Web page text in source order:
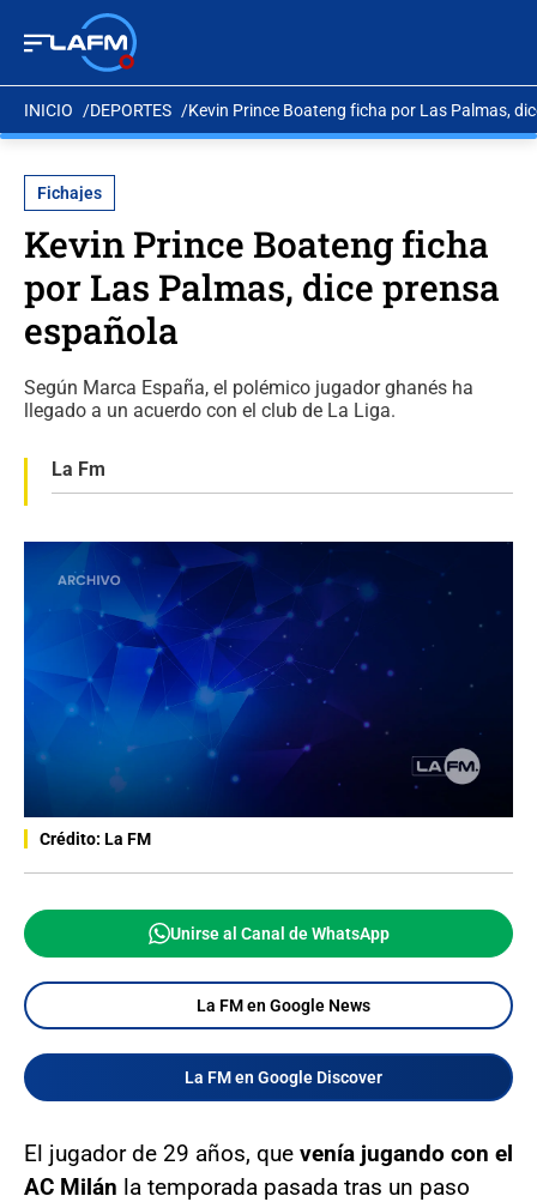
INICIO DEPORTES Kevin Prince Boateng ficha por Las Palmas,
Fichajes
Kevin Prince Boateng ficha
por Las Palmas, dice prensa
española
Según Marca España, el polémico jugador ghanés ha
llegado a un acuerdo con el club de La Liga.
La Fm
Crédito: La FM
Unirse al Canal de WhatsApp
La FM en Google News
La FM en Google Discover
El jugador de 29 años, que venía jugando con el
AC Milán la temporada pasada tras un paso